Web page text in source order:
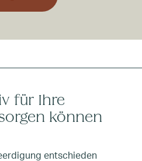
für Ihre
können
entschieden